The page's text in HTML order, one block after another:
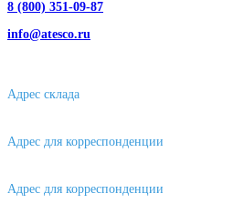
8 (800) 351-09-87
info@atesco.ru
Адрес склада
Адрес для корреспонденции
Адрес для корреспонденции